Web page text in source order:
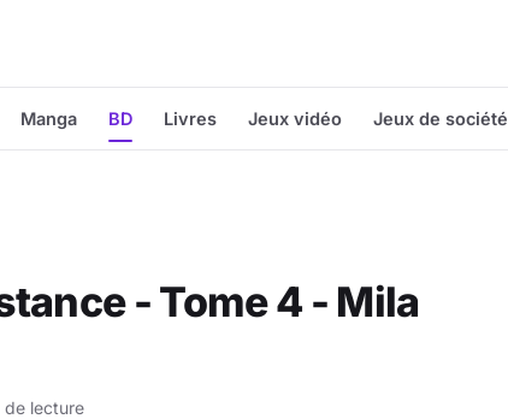
Manga BD Livres Jeux vidéo Jeux de société
- Tome 4 - Mila
de lecture